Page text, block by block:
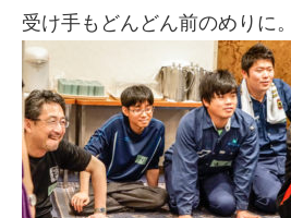
受け手もどんどん前のめりに。